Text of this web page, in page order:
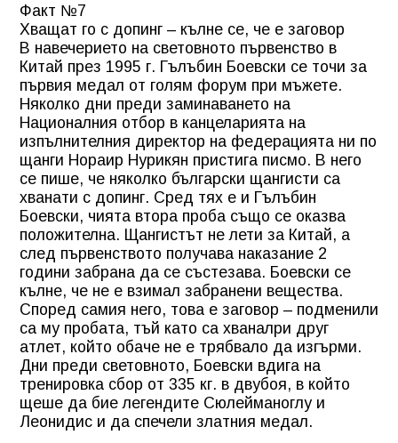
Факт №7
Хващат го с допинг – кълне се, че е заговор
В навечерието на световното първенство в
Китай през 1995 г. Гълъбин Боевски се точи за
първия медал от голям форум при мъжете.
Няколко дни преди заминаването на
Националния отбор в канцеларията на
изпълнителния директор на федерацията ни по
щанги Нораир Нурикян пристига писмо. В него
се пише, че няколко български щангисти са
хванати с допинг. Сред тях е и Гълъбин
Боевски, чията втора проба също се оказва
положителна. Щангистът не лети за Китай, а
след първенството получава наказание 2
години забрана да се състезава. Боевски се
кълне, че не е взимал забранени вещества.
Според самия него, това е заговор – подменили
са му пробата, тъй като са хваналри друг
атлет, който обаче не е трябвало да изгърми.
Дни преди световното, Боевски вдига на
тренировка сбор от 335 кг. в двубоя, в който
щеше да бие легендите Сюлейманоглу и
Леонидис и да спечели златния медал.